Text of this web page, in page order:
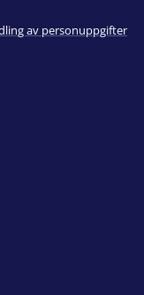
av personuppgifter